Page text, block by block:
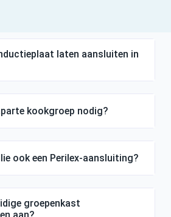
laten aansluiten in
kookgroep nodig?
ook een Perilex-aansluiting?
groepenkast